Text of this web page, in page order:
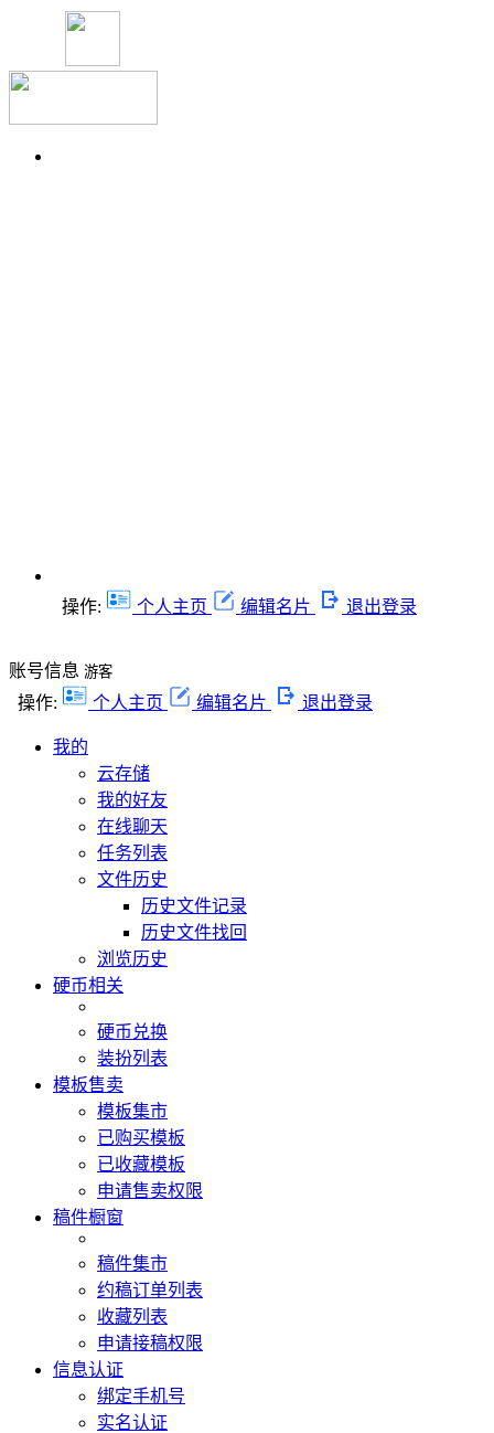
操作: 个人主页 编辑名片 退出登录
账号信息 游客
操作: 个人主页 编辑名片 退出登录
我的
云存储
我的好友
在线聊天
任务列表
文件历史
历史文件记录
历史文件找回
浏览历史
硬币相关
硬币兑换
装扮列表
模板售卖
模板集市
已购买模板
已收藏模板
申请售卖权限
稿件橱窗
稿件集市
约稿订单列表
收藏列表
申请接稿权限
信息认证
绑定手机号
实名认证